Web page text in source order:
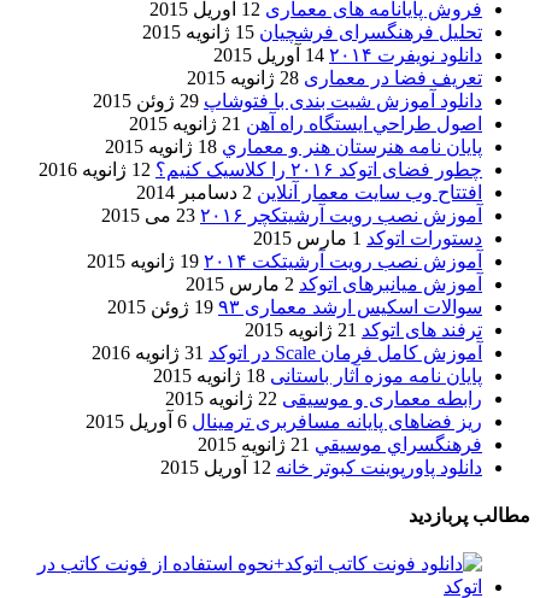
فروش پایانامه های معماری 12 آوریل 2015
تحلیل فرهنگسرای فرشچیان 15 ژانویه 2015
دانلود نویفرت ۲۰۱۴
14 آوریل 2015
تعریف فضا در معماری 28 ژانویه 2015
دانلود آموزش شیت بندی با فتوشاپ 29 ژوئن 2015
اصول طراحي ایستگاه راه آهن 21 ژانویه 2015
پایان نامه هنرستان هنر و معماري 18 ژانویه 2015
چطور فضای اتوکد ۲۰۱۶ را کلاسیک کنیم؟
12 ژانویه 2016
افتتاح وب سایت معمار آنلاین 2 دسامبر 2014
آموزش نصب رویت آرشیتکچر ۲۰۱۶
23 می 2015
دستورات اتوکد 1 مارس 2015
آموزش نصب رویت آرشیتکت ۲۰۱۴
19 ژانویه 2015
آموزش میانبرهای اتوکد 2 مارس 2015
سوالات اسکیس ارشد معماری ۹۳
19 ژوئن 2015
ترفند های اتوکد 21 ژانویه 2015
آموزش کامل فرمان Scale در اتوکد
31 ژانویه 2016
پایان نامه موزه آثار باستانی 18 ژانویه 2015
رابطه معماری و موسیقی 22 ژانویه 2015
ریز فضاهای پایانه مسافربری ترمینال 6 آوریل 2015
فرهنگسراي موسيقي 21 ژانویه 2015
دانلود پاورپوینت کبوتر خانه 12 آوریل 2015
مطالب پربازدید